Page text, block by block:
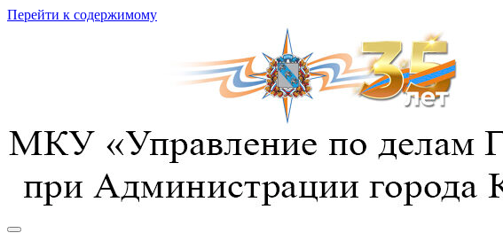
Перейти к содержимому